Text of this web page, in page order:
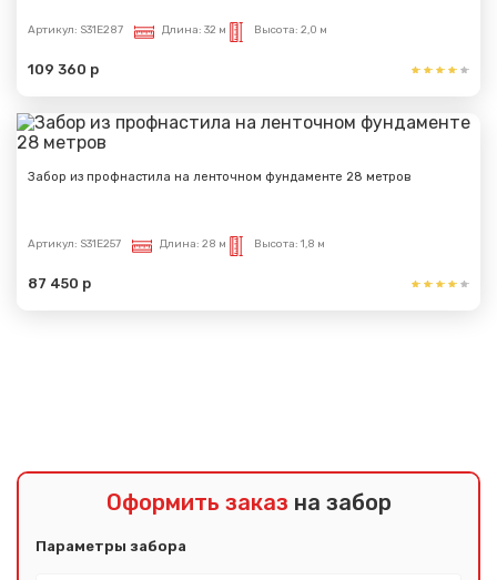
Артикул: S31E287 Длина: 32 м Высота: 2,0 м
109 360 р
Забор из профнастила на ленточном фундаменте 28 метров
Артикул: S31E257 Длина: 28 м Высота: 1,8 м
87 450 р
Оформить заказ на забор
Параметры забора